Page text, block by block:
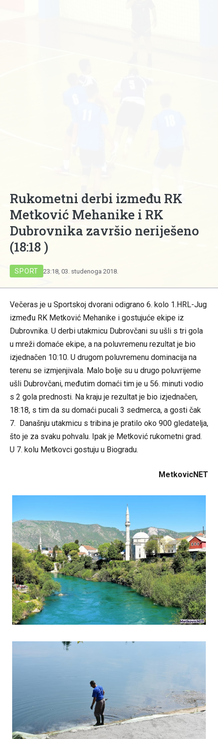
Rukometni derbi između RK
Metković Mehanike i RK
Dubrovnika završio neriješeno
(18:18 )
SPORT 23:18, 03. studenoga 2018.
Večeras je u Sportskoj dvorani odigrano 6. kolo 1.HRL-Jug
između RK Metković Mehanike i gostujuće ekipe iz
Dubrovnika. U derbi utakmicu Dubrovčani su ušli s tri gola
u mreži domaće ekipe, a na poluvremenu rezultat je bio
izjednačen 10:10. U drugom poluvremenu dominacija na
terenu se izmjenjivala. Malo bolje su u drugo poluvrijeme
ušli Dubrovčani, međutim domaći tim je u 56. minuti vodio
s 2 gola prednosti. Na kraju je rezultat je bio izjednačen,
18:18, s tim da su domaći pucali 3 sedmerca, a gosti čak
7. Današnju utakmicu s tribina je pratilo oko 900 gledatelja,
što je za svaku pohvalu. Ipak je Metković rukometni grad.
U 7. kolu Metkovci gostuju u Biogradu.
MetkovicNET